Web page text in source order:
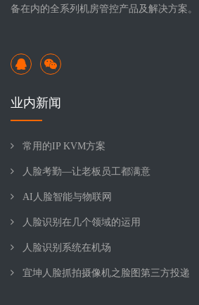
备在内的全系列机房管控产品及解决方案。
业内新闻
常用的IP KVM方案
人脸考勤—让老板员工都满意
AI人脸智能与物联网
人脸识别在几个领域的运用
人脸识别系统在机场
宜坤人脸抓拍摄像机之脸图第三方投递